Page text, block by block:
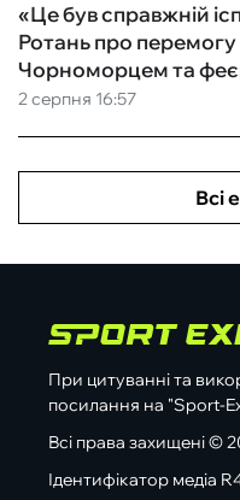
2 серпня 16:57
«Це був справжній
Ротань про
Чорноморцем та
Всі
При цитуванні та
посилання на "Sport-
Всі права захищені ©
Ідентифікатор медіа